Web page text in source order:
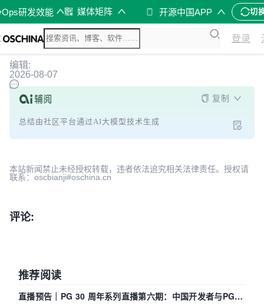
研发效能 媒体矩阵 开源中国APP 切
登录
编辑:
2026-08-07
复制
总结由社区平台通过AI大模型技术生成
本站新闻禁止未经授权转载，违者依法追究相关法律责任。授权请
联系：oscbianji#oschina.cn
评论:
推荐阅读
直播预告｜PG 30 周年系列直播第六期：中国开发者与PG内